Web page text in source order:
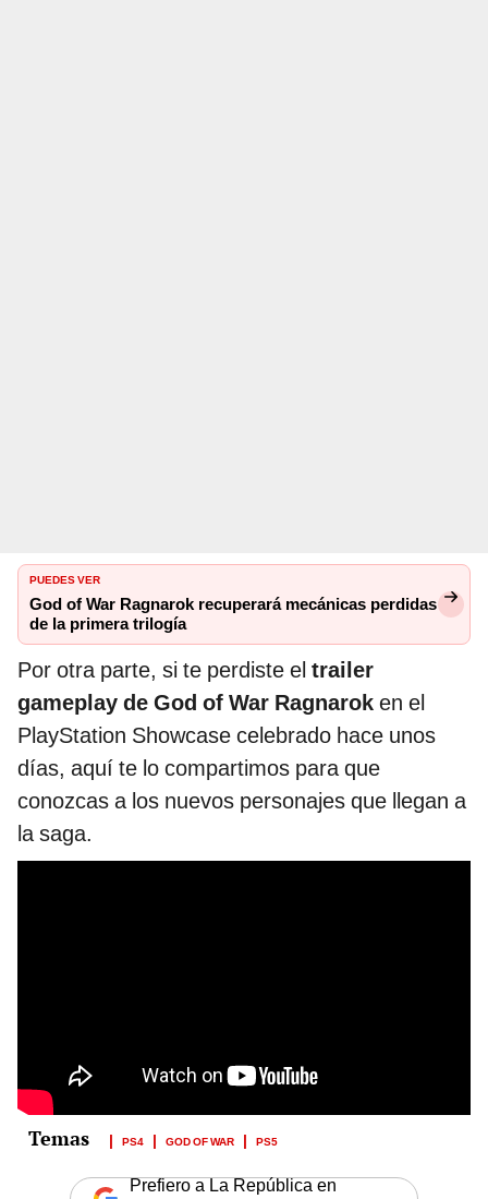
PUEDES VER
God of War Ragnarok recuperará mecánicas perdidas
de la primera trilogía
Por otra parte, si te perdiste el trailer
gameplay de God of War Ragnarok en el
PlayStation Showcase celebrado hace unos
días, aquí te lo compartimos para que
conozcas a los nuevos personajes que llegan a
la saga.
PS4 GOD OF WAR PS5
Prefiero a La República en